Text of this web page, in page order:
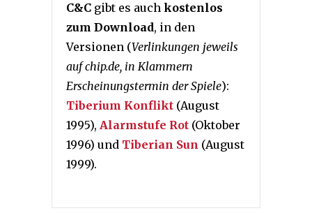
C&C gibt es auch kostenlos
zum Download, in den
Versionen (Verlinkungen jeweils
auf chip.de, in Klammern
Erscheinungstermin der Spiele):
Tiberium Konflikt (August
1995), Alarmstufe Rot (Oktober
1996) und Tiberian Sun (August
1999).